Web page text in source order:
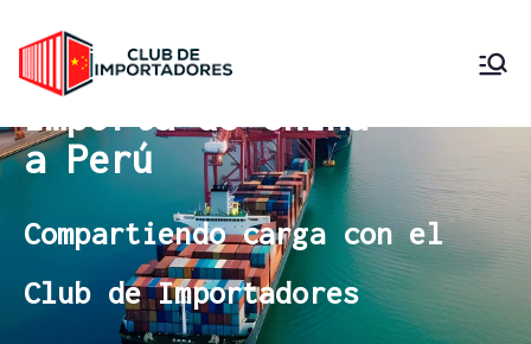
Importadore
s Perú
Importa de China
a Perú
Compartiendo carga con el
Club de Importadores